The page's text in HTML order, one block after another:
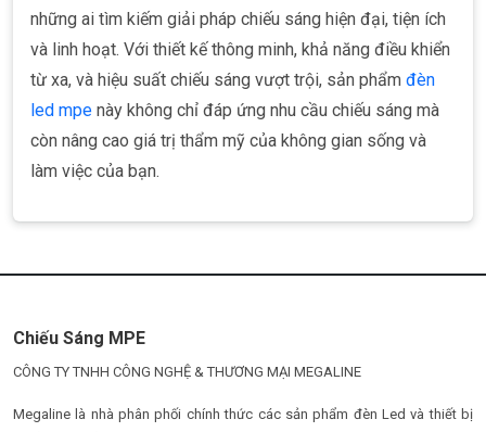
những ai tìm kiếm giải pháp chiếu sáng hiện đại, tiện ích
và linh hoạt. Với thiết kế thông minh, khả năng điều khiển
từ xa, và hiệu suất chiếu sáng vượt trội, sản phẩm đèn
led mpe này không chỉ đáp ứng nhu cầu chiếu sáng mà
còn nâng cao giá trị thẩm mỹ của không gian sống và
làm việc của bạn.
Chiếu Sáng MPE
CÔNG TY TNHH CÔNG NGHỆ & THƯƠNG MẠI MEGALINE
Megaline là nhà phân phối chính thức các sản phẩm đèn Led và thiết bị